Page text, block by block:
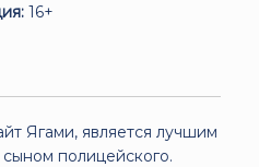
16+
Ягами, является лучшим
полицейского.